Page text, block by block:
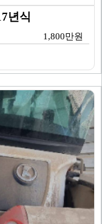
년식
1,800만원